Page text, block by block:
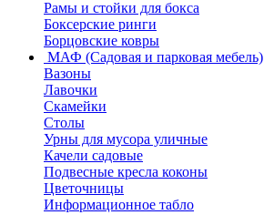
Рамы и стойки для бокса
Боксерские ринги
Борцовские ковры
МАФ (Садовая и парковая мебель)
Вазоны
Лавочки
Скамейки
Столы
Урны для мусора уличные
Качели садовые
Подвесные кресла коконы
Цветочницы
Информационное табло